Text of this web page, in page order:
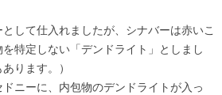
して仕入れましたが、シナバーは赤いこ
特定しない「デンドライト」としまし
ります。）
ニーに、内包物のデンドライトが入っ